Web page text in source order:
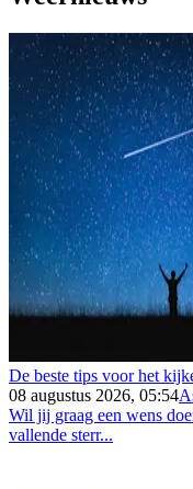
De beste tips voor het
08 augustus 2026, 05:54
Wil jij graag een wens
vallende sterr...